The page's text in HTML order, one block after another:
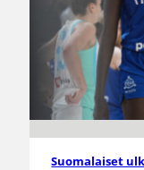
Suomalaiset